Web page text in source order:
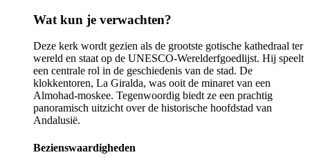
Wat kun je verwachten?
Deze kerk wordt gezien als de grootste gotische kathedraal ter
wereld en staat op de UNESCO-Werelderfgoedlijst. Hij speelt
een centrale rol in de geschiedenis van de stad. De
klokkentoren, La Giralda, was ooit de minaret van een
Almohad-moskee. Tegenwoordig biedt ze een prachtig
panoramisch uitzicht over de historische hoofdstad van
Andalusië.
Bezienswaardigheden